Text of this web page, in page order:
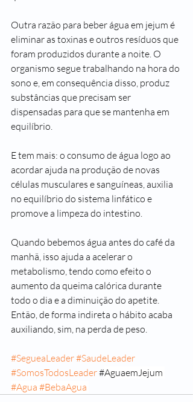
Outra razão para beber água em jejum é
eliminar as toxinas e outros resíduos que
foram produzidos durante a noite. O
organismo segue trabalhando na hora do
sono e, em consequência disso, produz
substâncias que precisam ser
dispensadas para que se mantenha em
equilíbrio.
E tem mais: o consumo de água logo ao
acordar ajuda na produção de novas
células musculares e sanguíneas, auxilia
no equilíbrio do sistema linfático e
promove a limpeza do intestino.
Quando bebemos água antes do café da
manhã, isso ajuda a acelerar o
metabolismo, tendo como efeito o
aumento da queima calórica durante
todo o dia e a diminuição do apetite.
Então, de forma indireta o hábito acaba
auxiliando, sim, na perda de peso.
#SegueaLeader#SaudeLeader
#SomosTodosLeader #AguaemJejum
#Agua #BebaAgua